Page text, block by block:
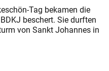
Tag bekamen die
beschert. Sie durften
von Sankt Johannes in